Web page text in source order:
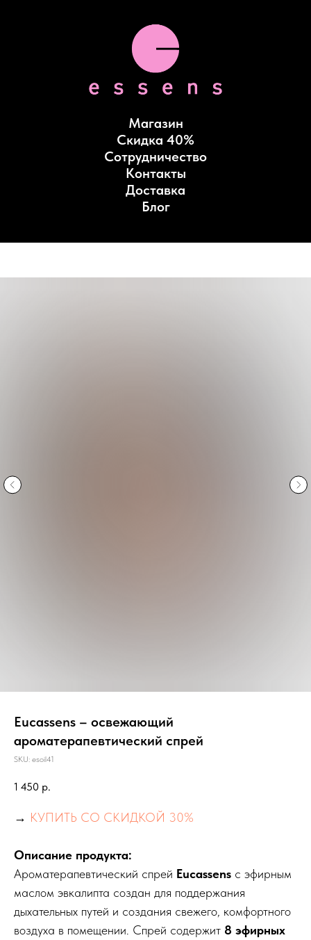
Магазин
Скидка 40%
Сотрудничество
Контакты
Доставка
Блог
Eucassens – освежающий
ароматерапевтический спрей
SKU: esoil41
1 450 р.
→ КУПИТЬ СО СКИДКОЙ 30%
Описание продукта:
Ароматерапевтический спрей Eucassens с эфирным
маслом эвкалипта создан для поддержания
дыхательных путей и создания свежего, комфортного
воздуха в помещении. Спрей содержит 8 эфирных